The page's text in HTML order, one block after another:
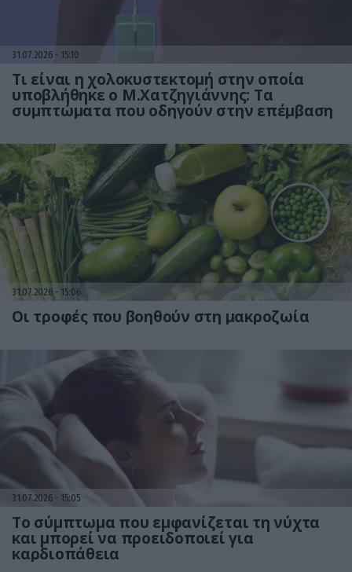
31.07.2026 15:10
Τι είναι η χολοκυστεκτομή στην οποία
υποβλήθηκε ο Μ.Χατζηγιάννης: Tα
συμπτώματα που οδηγούν στην επέμβαση
31.07.2026 15:06
Οι τροφές που βοηθούν στη μακροζωία
31.07.2026 15:05
Το σύμπτωμα που εμφανίζεται τη νύχτα
και μπορεί να προειδοποιεί για
καρδιοπάθεια